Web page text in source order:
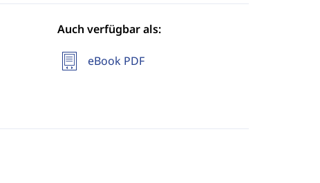
Auch verfügbar als:
eBook PDF